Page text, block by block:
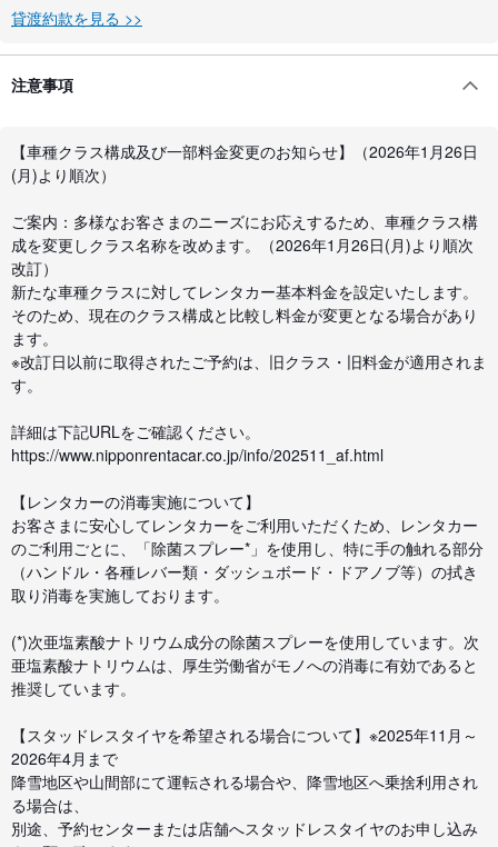
貸渡約款を見る >>
注意事項
【車種クラス構成及び一部料金変更のお知らせ】（2026年1月26日
(月)より順次）
ご案内：多様なお客さまのニーズにお応えするため、車種クラス構
成を変更しクラス名称を改めます。（2026年1月26日(月)より順次
改訂）
新たな車種クラスに対してレンタカー基本料金を設定いたします。
そのため、現在のクラス構成と比較し料金が変更となる場合があり
ます。
※改訂日以前に取得されたご予約は、旧クラス・旧料金が適用されま
す。
詳細は下記URLをご確認ください。
https://www.nipponrentacar.co.jp/info/202511_af.html
【レンタカーの消毒実施について】
お客さまに安心してレンタカーをご利用いただくため、レンタカー
のご利用ごとに、「除菌スプレー*」を使用し、特に手の触れる部分
（ハンドル・各種レバー類・ダッシュボード・ドアノブ等）の拭き
取り消毒を実施しております。
(*)次亜塩素酸ナトリウム成分の除菌スプレーを使用しています。次
亜塩素酸ナトリウムは、厚生労働省がモノへの消毒に有効であると
推奨しています。
【スタッドレスタイヤを希望される場合について】※2025年11月～
2026年4月まで
降雪地区や山間部にて運転される場合や、降雪地区へ乗捨利用され
る場合は、
別途、予約センターまたは店舗へスタッドレスタイヤのお申し込み